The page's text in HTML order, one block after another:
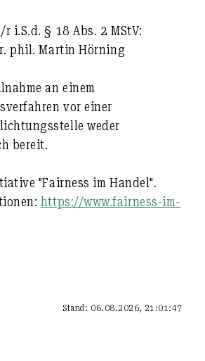
i.S.d. § 18 Abs. 2 MStV:
phil. Martin Hörning
an einem
vor einer
weder
bereit.
"Fairness im Handel".
https://www.fairness-im-
Stand: 06.08.2026, 21:01:47